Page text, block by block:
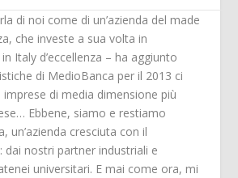
di noi come di un’azienda del made
che investe a sua volta in
Italy d’eccellenza – ha aggiunto
di MedioBanca per il 2013 ci
di media dimensione più
Ebbene, siamo e restiamo
un’azienda cresciuta con il
nostri partner industriali e
universitari. E mai come ora, mi